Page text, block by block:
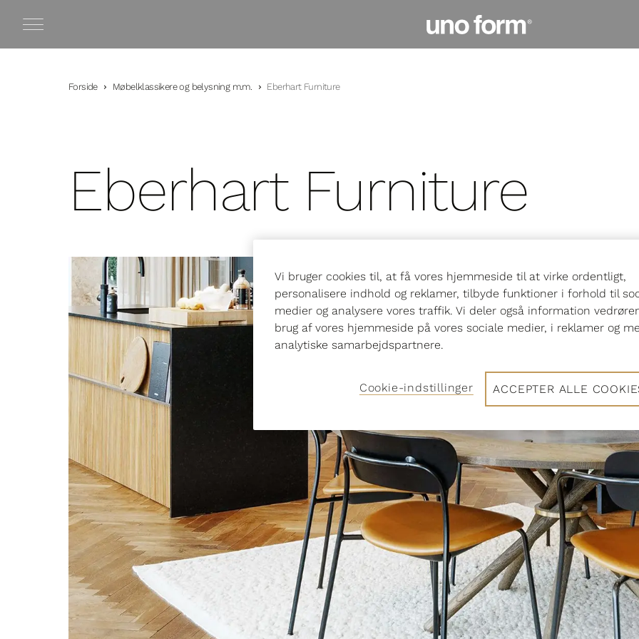
Gå
Forside Møbelklassikere og belysning m.m. Eberhart Furniture
Eberhart Furniture
Vi bruger cookies til, at få vores hjemmeside til at virke ordentligt,
personalisere indhold og reklamer, tilbyde funktioner i forhold til
medier og analysere vores traffik. Vi deler også information
brug af vores hjemmeside på vores sociale medier, i reklamer og
analytiske samarbejdspartnere.
Cookie-indstillinger ACCEPTER ALLE